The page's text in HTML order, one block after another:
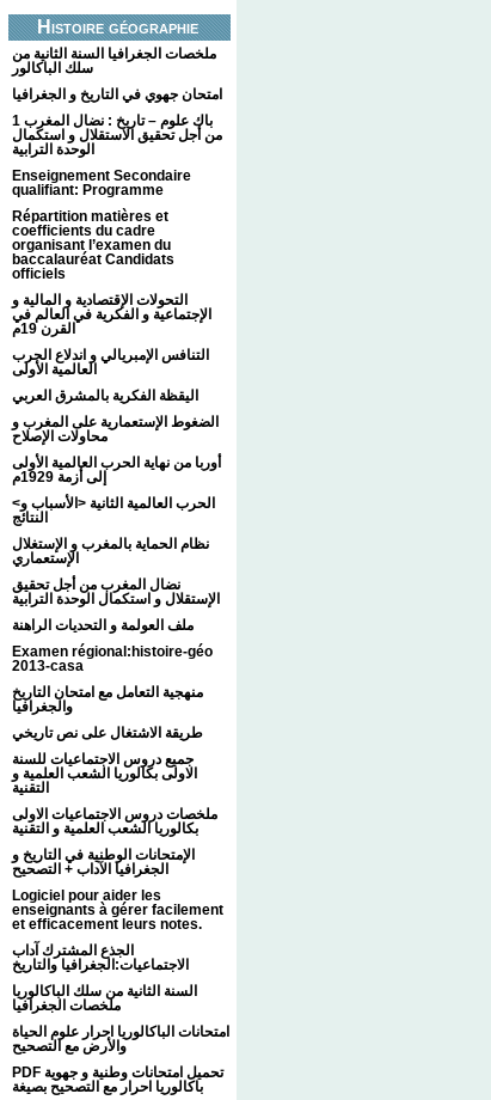
Histoire géographie
ملخصات الجغرافيا السنة الثانية من
سلك الباكالور
امتحان جهوي في التاريخ و الجغرافيا
1 باك علوم – تاريخ : نضال المغرب
من أجل تحقيق الاستقلال و استكمال
الوحدة الترابية
Enseignement Secondaire
qualifiant: Programme
Répartition matières et
coefficients du cadre
organisant l’examen du
baccalauréat Candidats
officiels
التحولات الإقتصادية و المالية و
الإجتماعية و الفكرية في العالم في
القرن 19م
التنافس الإمبريالي و اندلاع الحرب
العالمية الأولى
اليقظة الفكرية بالمشرق العربي
الضغوط الإستعمارية على المغرب و
محاولات الإصلاح
أوربا من نهاية الحرب العالمية الأولى
إلى أزمة 1929م
<الحرب العالمية الثانية <الأسباب و
النتائج
نظام الحماية بالمغرب و الإستغلال
الإستعماري
نضال المغرب من أجل تحقيق
الإستقلال و استكمال الوحدة الترابية
ملف العولمة و التحديات الراهنة
Examen régional:histoire-géo
2013-casa
منهجية التعامل مع امتحان التاريخ
والجغرافيا
طريقة الاشتغال على نص تاريخي
جميع دروس الاجتماعيات للسنة
الاولى بكالوريا الشعب العلمية و
التقنية
ملخصات دروس الاجتماعيات الاولى
بكالوريا الشعب العلمية و التقنية
الإمتحانات الوطنية في التاريخ و
الجغرافيا الآداب + التصحيح
Logiciel pour aider les
enseignants à gérer facilement
et efficacement leurs notes.
الجذع المشترك آداب
الاجتماعيات:الجغرافيا والتاريخ
السنة الثانية من سلك الباكالوريا
ملخصات الجغرافيا
امتحانات الباكالوريا احرار علوم الحياة
والأرض مع التصحيح
PDF تحميل امتحانات وطنية و جهوية
باكالوريا احرار مع التصحيح بصيغة